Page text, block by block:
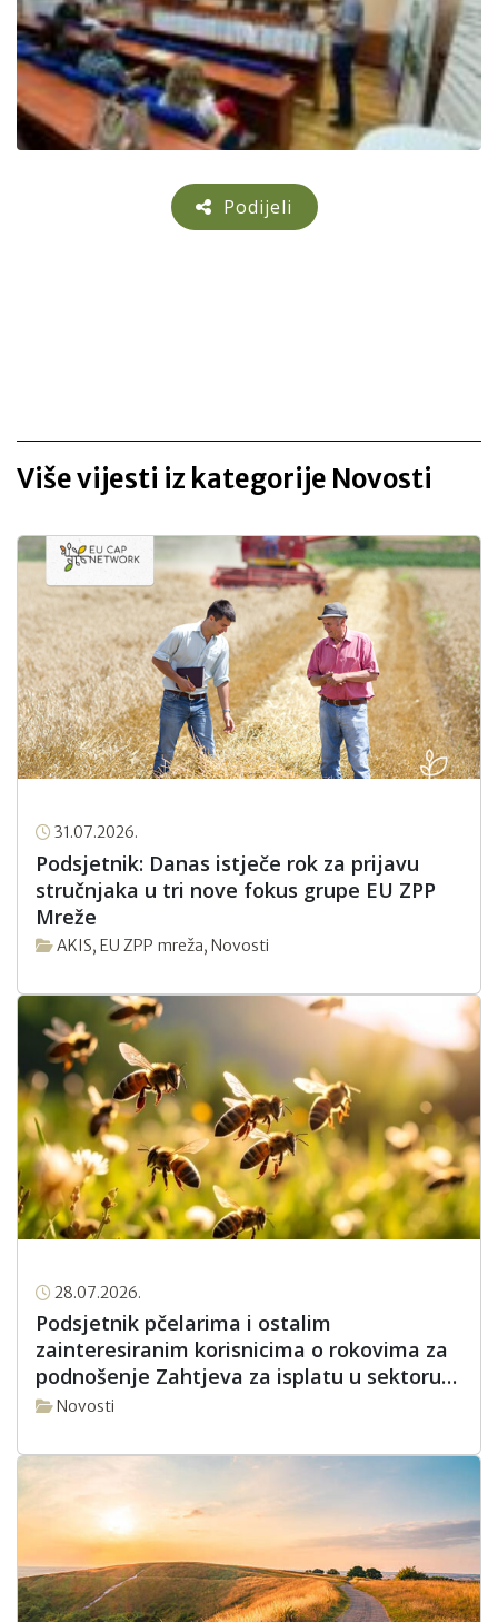
Podijeli
Više vijesti iz kategorije Novosti
31.07.2026.
Podsjetnik: Danas istječe rok za prijavu
stručnjaka u tri nove fokus grupe EU ZPP
Mreže
AKIS, EU ZPP mreža, Novosti
28.07.2026.
Podsjetnik pčelarima i ostalim
zainteresiranim korisnicima o rokovima za
podnošenje Zahtjeva za isplatu u sektoru
pčelarstva za intervencijsku godinu 2026.
Novosti